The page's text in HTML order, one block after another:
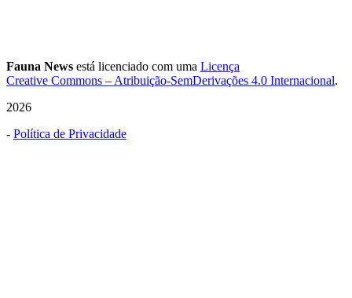
Fauna News está licenciado com uma Licença
Creative Commons – Atribuição-SemDerivações 4.0 Internacional.
2026
- Política de Privacidade